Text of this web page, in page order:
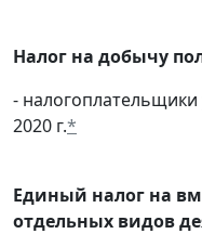
Налог на добычу
- налогоплательщики
2020 г.*
Единый налог на
отдельных видов